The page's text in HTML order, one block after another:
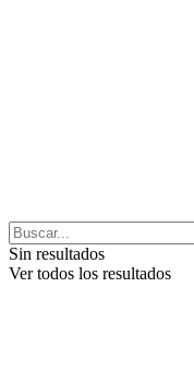
Sin resultados
Ver todos los resultados